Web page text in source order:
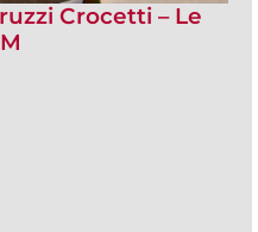
Crocetti – Le